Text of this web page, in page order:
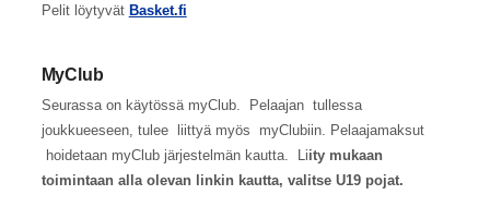
Pelit löytyvät Basket.fi
MyClub
Seurassa on käytössä myClub. Pelaajan tullessa
joukkueeseen, tulee liittyä myös myClubiin. Pelaajamaksut
hoidetaan myClub järjestelmän kautta. Liity mukaan
toimintaan alla olevan linkin kautta, valitse U19 pojat.